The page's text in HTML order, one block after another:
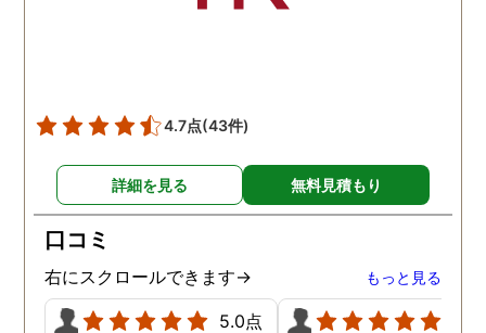
す。また分からない事があ
がとうございました！！
4.7点(43件)
詳細を見る 無料見積もり
口コミ
右にスクロールできます→ もっと見る
5.0点